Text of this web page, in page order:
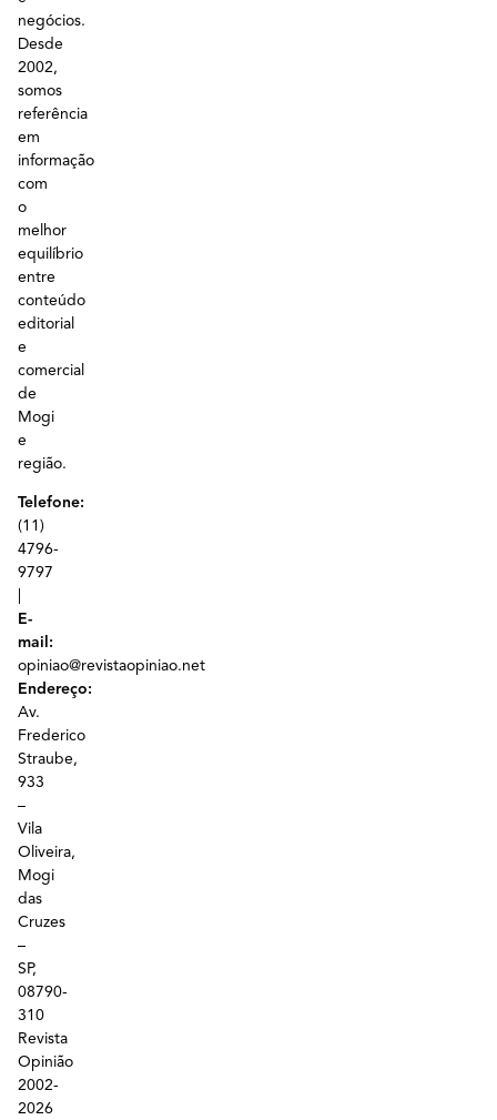
negócios.
Desde
2002,
somos
referência
em
informação
com
o
melhor
equilíbrio
entre
conteúdo
editorial
e
comercial
de
Mogi
e
região.
Telefone:
(11)
4796-
9797
E-
mail:
opiniao@revistaopiniao.net
Endereço:
Av.
Frederico
Straube,
933
–
Vila
Oliveira,
Mogi
das
Cruzes
–
SP,
08790-
310
Revista
Opinião
2002-
2026